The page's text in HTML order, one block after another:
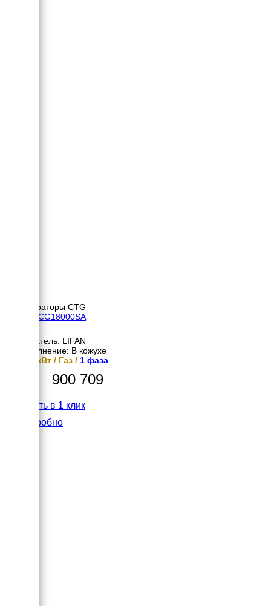
Генераторы CTG
CTG CG18000SA
Двигатель: LIFAN
Исполнение: В кожухе
14.5 кВт / Газ / 1 фаза
900 709
Купить в 1 клик
Подробно